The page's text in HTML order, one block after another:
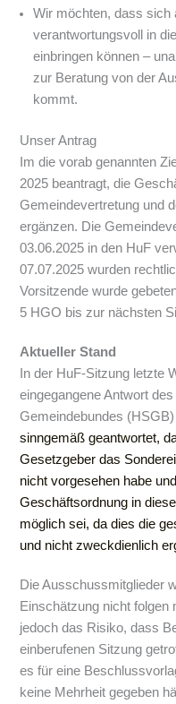
Wir möchten, dass sich
verantwortungsvoll in
einbringen können –
zur Beratung von der
kommt.
Unser Antrag
Im die vorab genannten
2025 beantragt, die
Gemeindevertretung und
ergänzen. Die
03.06.2025 in den HuF
07.07.2025 wurden
Vorsitzende wurde
5 HGO bis zur nächsten
Aktueller Stand
In der HuF-Sitzung letzte
eingegangene Antwort
Gemeindebundes
sinngemäß geantwortet,
Gesetzgeber das
nicht vorgesehen habe
Geschäftsordnung in
möglich sei, da dies die
und nicht zweckdienlich
Die Ausschussmitglieder
Einschätzung nicht
jedoch das Risiko, dass
einberufenen Sitzung
es für eine
keine Mehrheit gegeben